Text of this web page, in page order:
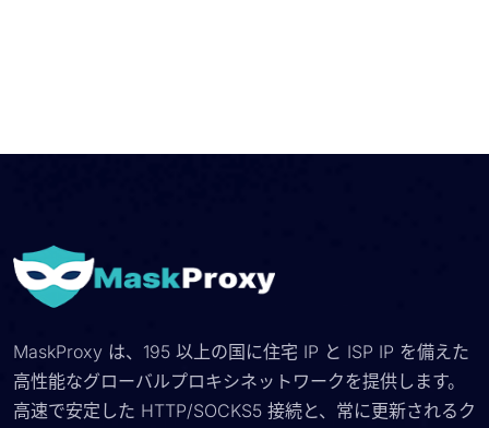
MaskProxy は、195 以上の国に住宅 IP と ISP IP を備えた
高性能なグローバルプロキシネットワークを提供します。
高速で安定した HTTP/SOCKS5 接続と、常に更新されるク